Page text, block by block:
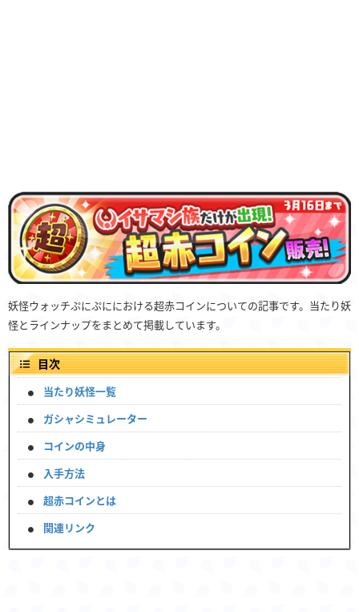
妖怪ウォッチぷにぷににおける超赤コインについての記事です。当たり妖
怪とラインナップをまとめて掲載しています。
目次
当たり妖怪一覧
ガシャシミュレーター
コインの中身
入手方法
超赤コインとは
関連リンク